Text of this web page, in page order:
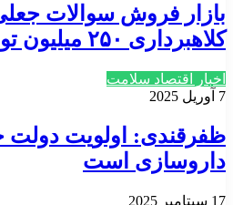
بازار فروش سوالات
کلاهبرداری ۲۵۰ میلیون تومانی از داوطلبان
اخبار اقتصاد سلامت
7 آوریل 2025
ظفرقندی: اولویت
داروسازی است
17 سپتامبر 2025